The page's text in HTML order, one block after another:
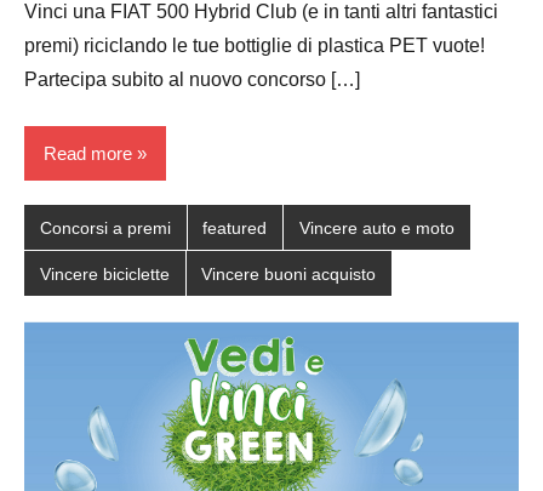
Vinci una FIAT 500 Hybrid Club (e in tanti altri fantastici
premi) riciclando le tue bottiglie di plastica PET vuote!
Partecipa subito al nuovo concorso […]
Read more
Concorsi a premi featured Vincere auto e moto
Vincere biciclette Vincere buoni acquisto